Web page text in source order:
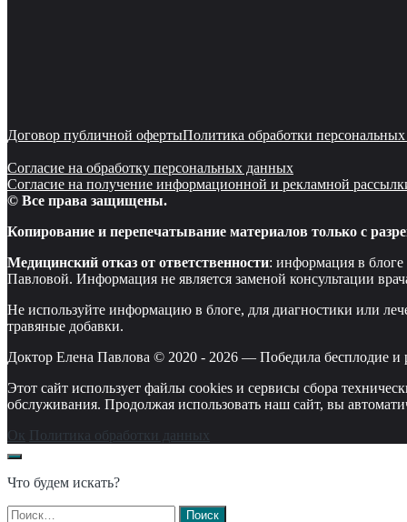
Договор публичной офертыПолитика обработки
Согласие на обработку персональных данных
Согласие на получение информационной и рекламной
© Все права защищены.
Копирование и перепечатывание материалов только с
Медицинский отказ от ответственности: информация в
Павловой. Информация не является заменой консультации
Не используйте информацию в блоге, для диагностики или
травяные добавки.
Доктор Елена Павлова © 2020 - 2026 — Победила бесплодие и
Этот сайт использует файлы cookies и сервисы сбора
обслуживания. Продолжая использовать наш сайт, вы
Ок Политика обработки данных
Что будем искать?
Найти: